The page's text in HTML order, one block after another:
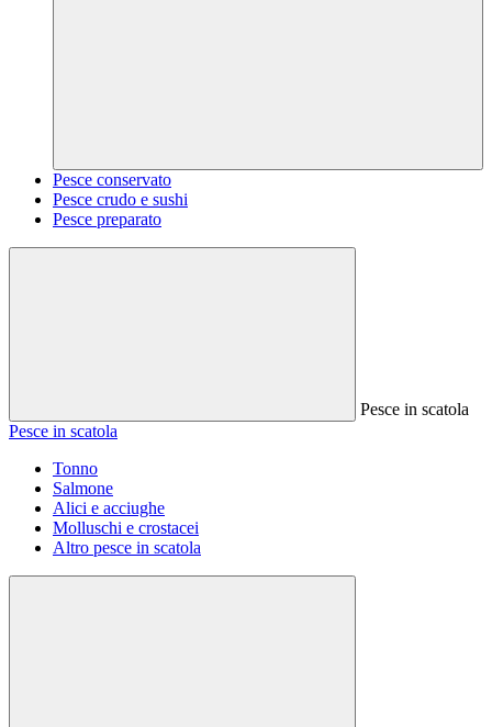
Pesce conservato
Pesce crudo e sushi
Pesce preparato
Pesce in scatola
Pesce in scatola
Tonno
Salmone
Alici e acciughe
Molluschi e crostacei
Altro pesce in scatola